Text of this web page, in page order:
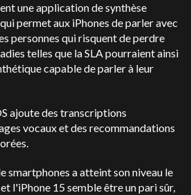
une application de synthèse
permet aux iPhones de parler avec
personnes qui risquent de perdre
telles que la SLA pourraient ainsi
capable de parler à leur
ajoute des transcriptions
vocaux et des recommandations
smartphones a atteint son niveau le
l'iPhone 15 semble être un pari sûr,